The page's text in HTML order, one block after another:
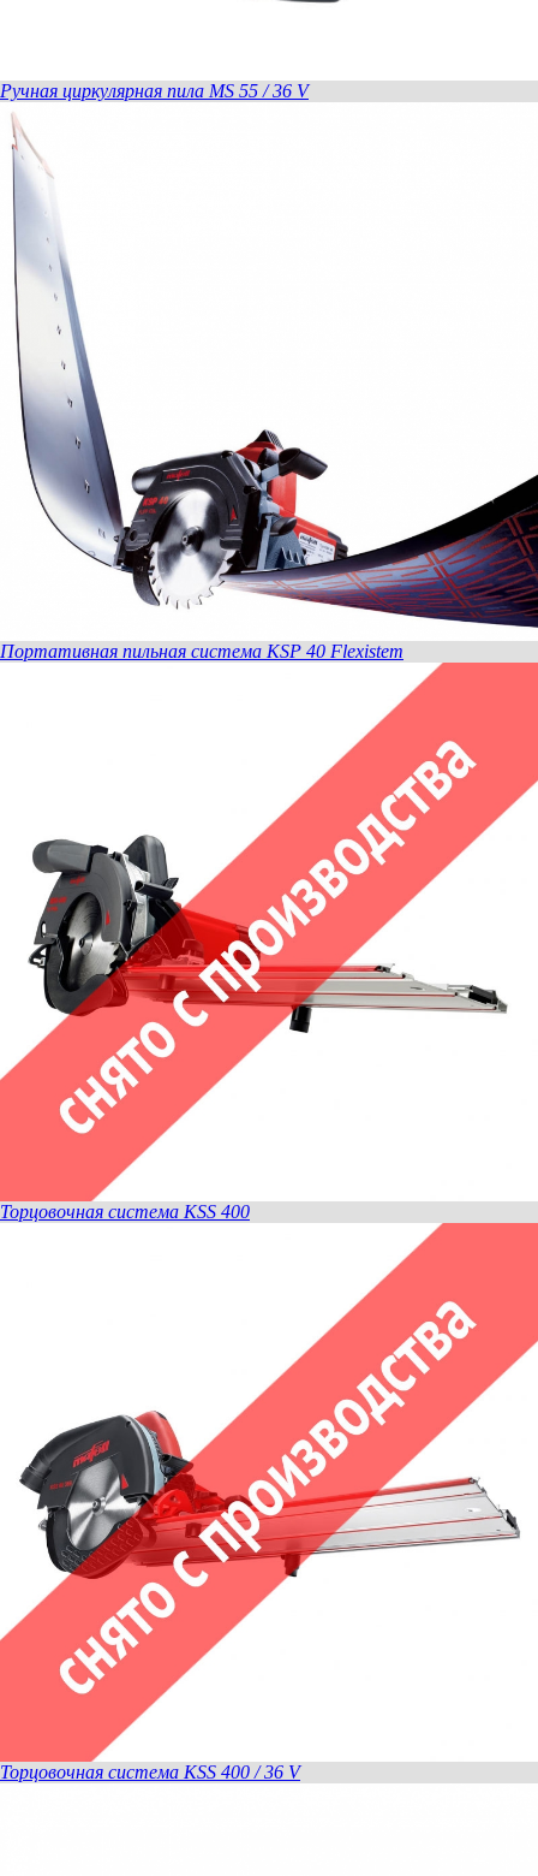
Ручная циркулярная пила MS 55 / 36 V
Портативная пильная система KSP 40 Flexistem
Торцовочная система KSS 400
Торцовочная система KSS 400 / 36 V